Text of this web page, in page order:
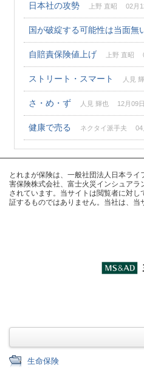
日本社の攻勢 上野 直昭 02月
国が破綻する可能性は当面無
自賠責保険値上げ 上野 直昭
ストリート・スマート 人見
さ・め・ず 人見 輝也 12月09日
健康で売る ネクタイ派手夫 04
とれまが保険は、一般社団法人日本ラ
害保険株式会社、富士火災インシュア
されています。当サイトは閲覧者に対
証するものではありません。当社は、
生命保険